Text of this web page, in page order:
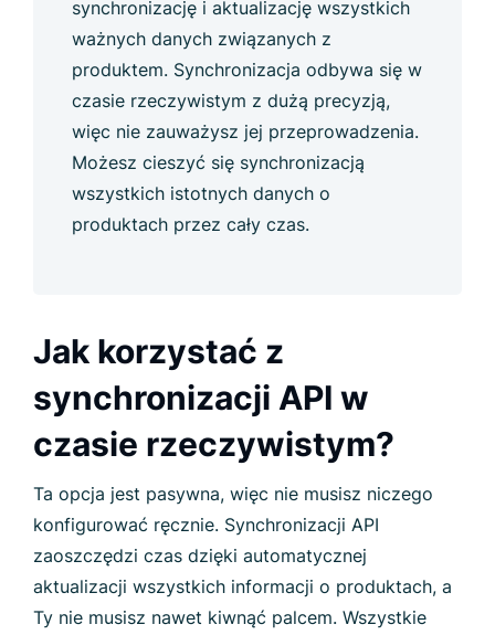
synchronizację i aktualizację wszystkich
ważnych danych związanych z
produktem. Synchronizacja odbywa się w
czasie rzeczywistym z dużą precyzją,
więc nie zauważysz jej przeprowadzenia.
Możesz cieszyć się synchronizacją
wszystkich istotnych danych o
produktach przez cały czas.
Jak korzystać z
synchronizacji API w
czasie rzeczywistym?
Ta opcja jest pasywna, więc nie musisz niczego
konfigurować ręcznie. Synchronizacji API
zaoszczędzi czas dzięki automatycznej
aktualizacji wszystkich informacji o produktach, a
Ty nie musisz nawet kiwnąć palcem. Wszystkie